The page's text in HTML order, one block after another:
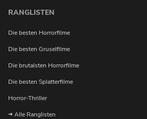
RANGLISTEN
Die besten Horrorfilme
Die besten Gruselfilme
Die brutalsten Horrorfilme
Die besten Splatterfilme
Horror-Thriller
Alle Ranglisten
Möchtest du bei Neuigkeiten über